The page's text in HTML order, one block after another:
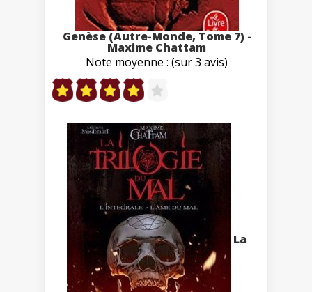
Genèse (Autre-Monde, Tome 7) -
Maxime Chattam
Note moyenne : (sur 3 avis)
La